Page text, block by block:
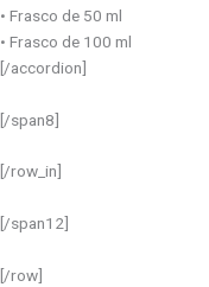
• Frasco de 50 ml
• Frasco de 100 ml
[/accordion]
[/span8]
[/row_in]
[/span12]
[/row]